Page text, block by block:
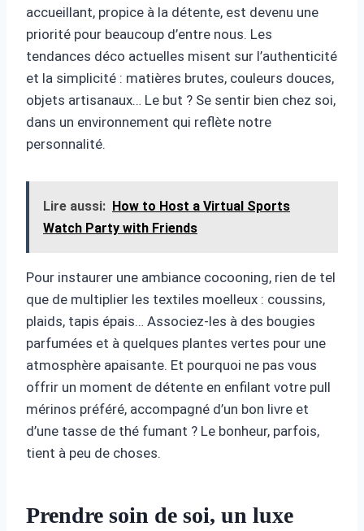
accueillant, propice à la détente, est devenu une
priorité pour beaucoup d’entre nous. Les
tendances déco actuelles misent sur l’authenticité
et la simplicité : matières brutes, couleurs douces,
objets artisanaux… Le but ? Se sentir bien chez soi,
dans un environnement qui reflète notre
personnalité.
Lire aussi: How to Host a Virtual Sports
Watch Party with Friends
Pour instaurer une ambiance cocooning, rien de tel
que de multiplier les textiles moelleux : coussins,
plaids, tapis épais… Associez-les à des bougies
parfumées et à quelques plantes vertes pour une
atmosphère apaisante. Et pourquoi ne pas vous
offrir un moment de détente en enfilant votre pull
mérinos préféré, accompagné d’un bon livre et
d’une tasse de thé fumant ? Le bonheur, parfois,
tient à peu de choses.
Prendre soin de soi, un luxe